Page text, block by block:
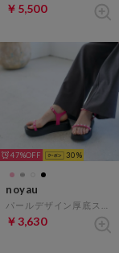
￥5,500
47% 30
noyau
￥3,630